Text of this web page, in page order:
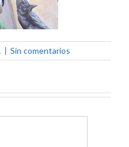
| Sin comentarios